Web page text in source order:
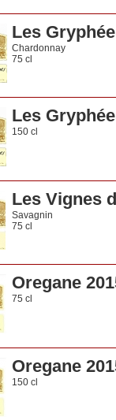
Les
Chardonnay
75 cl
Les
150 cl
Les Vignes
Savagnin
75 cl
Oregane
75 cl
Oregane
150 cl